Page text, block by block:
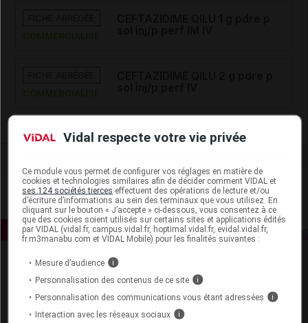
Vidal respecte votre vie privée
Ce module vous permet de configurer vos réglages en matière de
cookies et technologies similaires afin de décider comment VIDAL et
ses 124 sociétés tierces effectuent des opérations de lecture et/ou
d’écriture d’informations au sein des terminaux que vous utilisez. En
cliquant sur le bouton « J’accepte » ci-dessous, vous consentez à ce
que des cookies soient utilisés sur certains sites et applications édités
par VIDAL (vidal.fr, campus.vidal.fr, hoptimal.vidal.fr, evidal.vidal.fr,
fr.m3manabu.com et VIDAL Mobile) pour les finalités suivantes :
Mesure d’audience i
Personnalisation des contenus de ce site i
Personnalisation des communications vous étant adressées i
Interaction avec les réseaux sociaux i